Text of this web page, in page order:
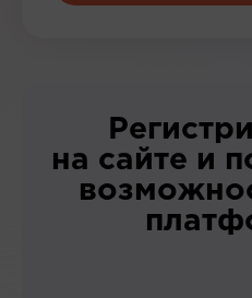
на сайте и